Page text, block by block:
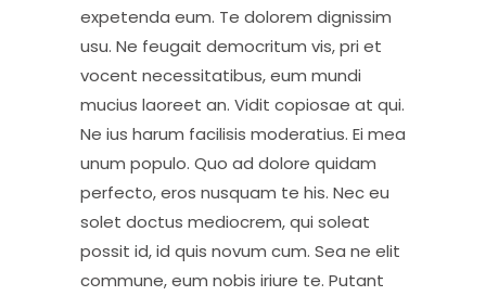
expetenda eum. Te dolorem dignissim
usu. Ne feugait democritum vis, pri et
vocent necessitatibus, eum mundi
mucius laoreet an. Vidit copiosae at qui.
Ne ius harum facilisis moderatius. Ei mea
unum populo. Quo ad dolore quidam
perfecto, eros nusquam te his. Nec eu
solet doctus mediocrem, qui soleat
possit id, id quis novum cum. Sea ne elit
commune, eum nobis iriure te. Putant